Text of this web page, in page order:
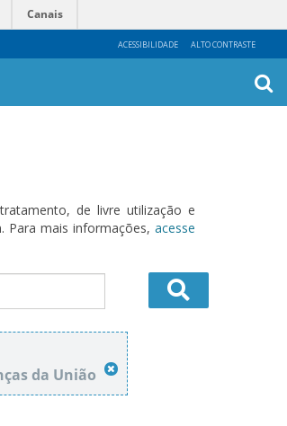
ACESSIBILIDADE ALTO CONTRASTE
Canais
de livre utilização e
Para mais informações, acesse
da União